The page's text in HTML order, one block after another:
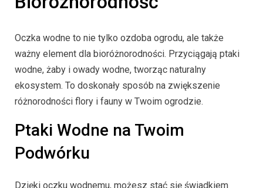
Oczka wodne to nie tylko ozdoba ogrodu, ale także
ważny element dla bioróżnorodności. Przyciągają ptaki
wodne, żaby i owady wodne, tworząc naturalny
ekosystem. To doskonały sposób na zwiększenie
różnorodności flory i fauny w Twoim ogrodzie.
Ptaki Wodne na Twoim
Podwórku
Dzięki oczku wodnemu, możesz stać się świadkiem